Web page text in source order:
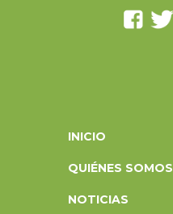
INICIO
QUIÉNES SOMOS
NOTICIAS